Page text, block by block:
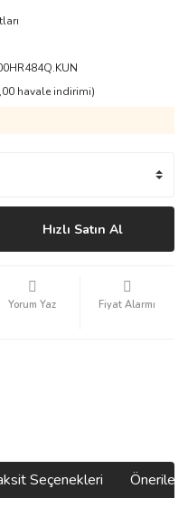
havale indirimi)
Hızlı Satın Al
Yorum Yaz Fiyat Alarmı
Seçenekleri